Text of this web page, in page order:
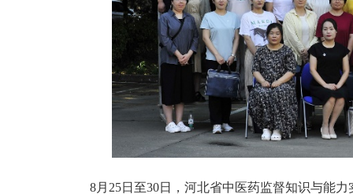
8月25日至30日，河北省中医药监督知识与能